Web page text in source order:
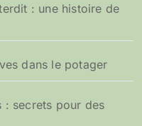
: une histoire de
dans le potager
: secrets pour des